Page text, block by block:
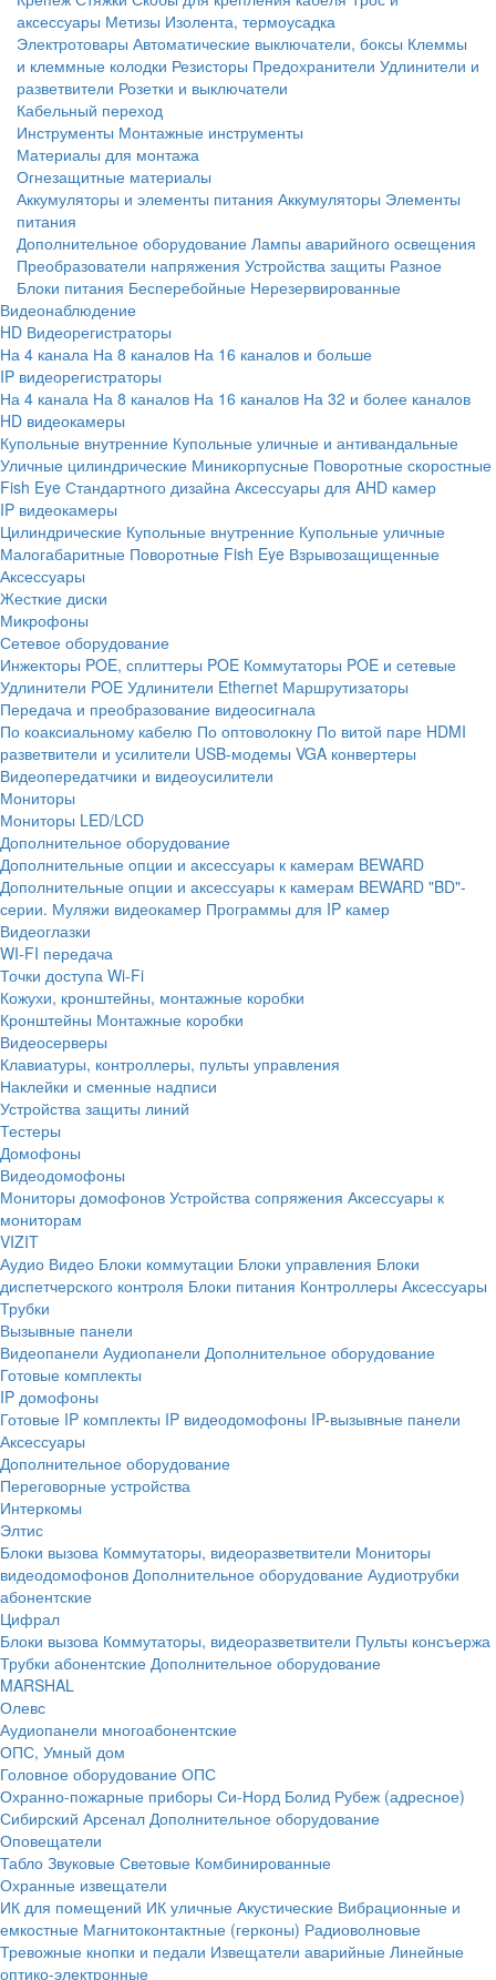
аксессуары Метизы Изолента, термоусадка
Электротовары Автоматические выключатели, боксы Клеммы
и клеммные колодки Резисторы Предохранители Удлинители и
разветвители Розетки и выключатели
Кабельный переход
Инструменты Монтажные инструменты
Материалы для монтажа
Огнезащитные материалы
Аккумуляторы и элементы питания Аккумуляторы Элементы
питания
Дополнительное оборудование Лампы аварийного освещения
Преобразователи напряжения Устройства защиты Разное
Блоки питания Бесперебойные Нерезервированные
Видеонаблюдение
HD Видеорегистраторы
На 4 канала На 8 каналов На 16 каналов и больше
IP видеорегистраторы
На 4 канала На 8 каналов На 16 каналов На 32 и более каналов
HD видеокамеры
Купольные внутренние Купольные уличные и антивандальные
Уличные цилиндрические Миникорпусные Поворотные скоростные
Fish Eye Стандартного дизайна Аксессуары для AHD камер
IP видеокамеры
Цилиндрические Купольные внутренние Купольные уличные
Малогабаритные Поворотные Fish Eye Взрывозащищенные
Аксессуары
Жесткие диски
Микрофоны
Сетевое оборудование
Инжекторы POE, сплиттеры POE Коммутаторы POE и сетевые
Удлинители POE Удлинители Ethernet Маршрутизаторы
Передача и преобразование видеосигнала
По коаксиальному кабелю По оптоволокну По витой паре HDMI
разветвители и усилители USB-модемы VGA конвертеры
Видеопередатчики и видеоусилители
Мониторы
Мониторы LED/LCD
Дополнительное оборудование
Дополнительные опции и аксессуары к камерам BEWARD
Дополнительные опции и аксессуары к камерам BEWARD "BD"-
серии. Муляжи видеокамер Программы для IP камер
Видеоглазки
WI-FI передача
Точки доступа Wi-Fi
Кожухи, кронштейны, монтажные коробки
Кронштейны Монтажные коробки
Видеосерверы
Клавиатуры, контроллеры, пульты управления
Наклейки и сменные надписи
Устройства защиты линий
Тестеры
Домофоны
Видеодомофоны
Мониторы домофонов Устройства сопряжения Аксессуары к
мониторам
VIZIT
Аудио Видео Блоки коммутации Блоки управления Блоки
диспетчерского контроля Блоки питания Контроллеры Аксессуары
Трубки
Вызывные панели
Видеопанели Аудиопанели Дополнительное оборудование
Готовые комплекты
IP домофоны
Готовые IP комплекты IP видеодомофоны IP-вызывные панели
Аксессуары
Дополнительное оборудование
Переговорные устройства
Интеркомы
Элтис
Блоки вызова Коммутаторы, видеоразветвители Мониторы
видеодомофонов Дополнительное оборудование Аудиотрубки
абонентские
Цифрал
Блоки вызова Коммутаторы, видеоразветвители Пульты консъержа
Трубки абонентские Дополнительное оборудование
MARSHAL
Олевс
Аудиопанели многоабонентские
ОПС, Умный дом
Головное оборудование ОПС
Охранно-пожарные приборы Си-Норд Болид Рубеж (адресное)
Сибирский Арсенал Дополнительное оборудование
Оповещатели
Табло Звуковые Световые Комбинированные
Охранные извещатели
ИК для помещений ИК уличные Акустические Вибрационные и
емкостные Магнитоконтактные (герконы) Радиоволновые
Тревожные кнопки и педали Извещатели аварийные Линейные
оптико-электронные